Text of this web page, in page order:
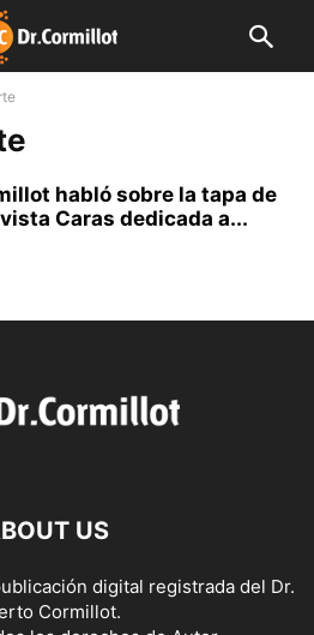
habló sobre la tapa de
Caras dedicada a...
US
digital registrada del Dr.
Cormillot.